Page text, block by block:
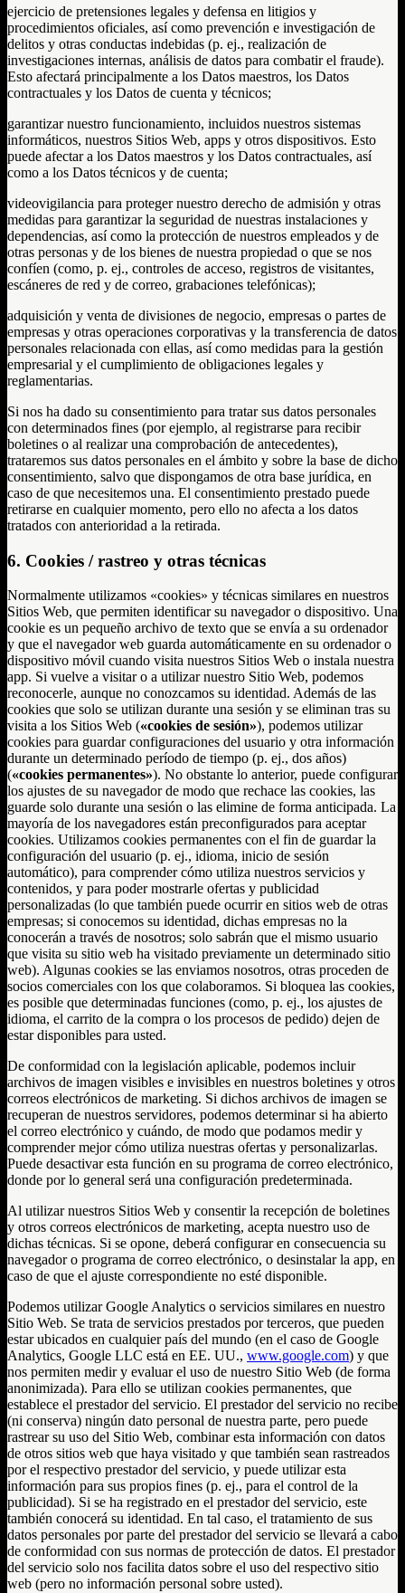
ejercicio de pretensiones legales y defensa en litigios y
procedimientos oficiales, así como prevención e investigación de
delitos y otras conductas indebidas (p. ej., realización de
investigaciones internas, análisis de datos para combatir el fraude).
Esto afectará principalmente a los Datos maestros, los Datos
contractuales y los Datos de cuenta y técnicos;
garantizar nuestro funcionamiento, incluidos nuestros sistemas
informáticos, nuestros Sitios Web, apps y otros dispositivos. Esto
puede afectar a los Datos maestros y los Datos contractuales, así
como a los Datos técnicos y de cuenta;
videovigilancia para proteger nuestro derecho de admisión y otras
medidas para garantizar la seguridad de nuestras instalaciones y
dependencias, así como la protección de nuestros empleados y de
otras personas y de los bienes de nuestra propiedad o que se nos
confíen (como, p. ej., controles de acceso, registros de visitantes,
escáneres de red y de correo, grabaciones telefónicas);
adquisición y venta de divisiones de negocio, empresas o partes de
empresas y otras operaciones corporativas y la transferencia de datos
personales relacionada con ellas, así como medidas para la gestión
empresarial y el cumplimiento de obligaciones legales y
reglamentarias.
Si nos ha dado su consentimiento para tratar sus datos personales
con determinados fines (por ejemplo, al registrarse para recibir
boletines o al realizar una comprobación de antecedentes),
trataremos sus datos personales en el ámbito y sobre la base de dicho
consentimiento, salvo que dispongamos de otra base jurídica, en
caso de que necesitemos una. El consentimiento prestado puede
retirarse en cualquier momento, pero ello no afecta a los datos
tratados con anterioridad a la retirada.
6. Cookies / rastreo y otras técnicas
Normalmente utilizamos «cookies» y técnicas similares en nuestros
Sitios Web, que permiten identificar su navegador o dispositivo. Una
cookie es un pequeño archivo de texto que se envía a su ordenador
y que el navegador web guarda automáticamente en su ordenador o
dispositivo móvil cuando visita nuestros Sitios Web o instala nuestra
app. Si vuelve a visitar o a utilizar nuestro Sitio Web, podemos
reconocerle, aunque no conozcamos su identidad. Además de las
cookies que solo se utilizan durante una sesión y se eliminan tras su
visita a los Sitios Web («cookies de sesión»), podemos utilizar
cookies para guardar configuraciones del usuario y otra información
durante un determinado período de tiempo (p. ej., dos años)
(«cookies permanentes»). No obstante lo anterior, puede configurar
los ajustes de su navegador de modo que rechace las cookies, las
guarde solo durante una sesión o las elimine de forma anticipada. La
mayoría de los navegadores están preconfigurados para aceptar
cookies. Utilizamos cookies permanentes con el fin de guardar la
configuración del usuario (p. ej., idioma, inicio de sesión
automático), para comprender cómo utiliza nuestros servicios y
contenidos, y para poder mostrarle ofertas y publicidad
personalizadas (lo que también puede ocurrir en sitios web de otras
empresas; si conocemos su identidad, dichas empresas no la
conocerán a través de nosotros; solo sabrán que el mismo usuario
que visita su sitio web ha visitado previamente un determinado sitio
web). Algunas cookies se las enviamos nosotros, otras proceden de
socios comerciales con los que colaboramos. Si bloquea las cookies,
es posible que determinadas funciones (como, p. ej., los ajustes de
idioma, el carrito de la compra o los procesos de pedido) dejen de
estar disponibles para usted.
De conformidad con la legislación aplicable, podemos incluir
archivos de imagen visibles e invisibles en nuestros boletines y otros
correos electrónicos de marketing. Si dichos archivos de imagen se
recuperan de nuestros servidores, podemos determinar si ha abierto
el correo electrónico y cuándo, de modo que podamos medir y
comprender mejor cómo utiliza nuestras ofertas y personalizarlas.
Puede desactivar esta función en su programa de correo electrónico,
donde por lo general será una configuración predeterminada.
Al utilizar nuestros Sitios Web y consentir la recepción de boletines
y otros correos electrónicos de marketing, acepta nuestro uso de
dichas técnicas. Si se opone, deberá configurar en consecuencia su
navegador o programa de correo electrónico, o desinstalar la app, en
caso de que el ajuste correspondiente no esté disponible.
Podemos utilizar Google Analytics o servicios similares en nuestro
Sitio Web. Se trata de servicios prestados por terceros, que pueden
estar ubicados en cualquier país del mundo (en el caso de Google
Analytics, Google LLC está en EE. UU., www.google.com) y que
nos permiten medir y evaluar el uso de nuestro Sitio Web (de forma
anonimizada). Para ello se utilizan cookies permanentes, que
establece el prestador del servicio. El prestador del servicio no recibe
(ni conserva) ningún dato personal de nuestra parte, pero puede
rastrear su uso del Sitio Web, combinar esta información con datos
de otros sitios web que haya visitado y que también sean rastreados
por el respectivo prestador del servicio, y puede utilizar esta
información para sus propios fines (p. ej., para el control de la
publicidad). Si se ha registrado en el prestador del servicio, este
también conocerá su identidad. En tal caso, el tratamiento de sus
datos personales por parte del prestador del servicio se llevará a cabo
de conformidad con sus normas de protección de datos. El prestador
del servicio solo nos facilita datos sobre el uso del respectivo sitio
web (pero no información personal sobre usted).